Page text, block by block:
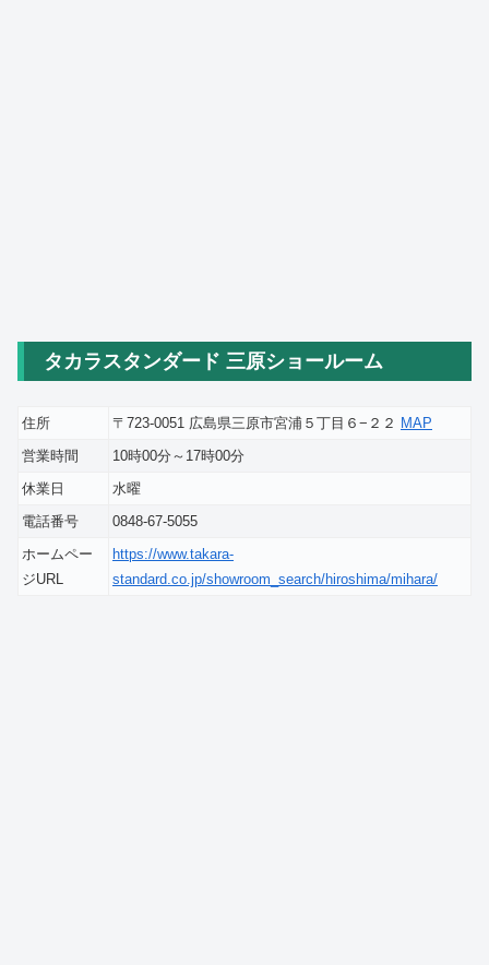
タカラスタンダード 三原ショールーム
住所 〒723-0051 広島県三原市宮浦５丁目６−２２ MAP
営業時間
10時00分～17時00分
休業日
水曜
電話番号
0848-67-5055
ホームペー
ジURL
https://www.takara-
standard.co.jp/showroom_search/hiroshima/mihara/